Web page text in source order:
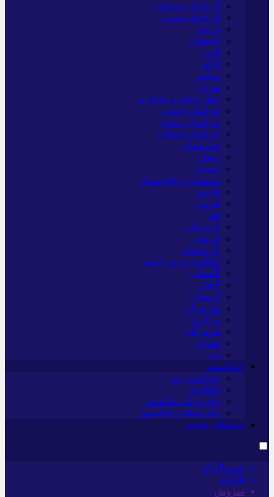
آذربایجان شرقی
آذربایجان غربی
اردبیل
اصفهان
البرز
ایلام
بوشهر
تهران
چهار محال و بختیاری
خراسان جنوبی
خراسان رضوی
خراسان شمالی
خوزستان
زنجان
سمنان
سیستان و بلوچستان
فارس
قزوین
قم
کردستان
کرمان
کرمانشاه
کهگلویه و بویر احمد
گلستان
گیلان
لرستان
مازندران
مرکزی
هرمزگان
همدان
یزد
*ماناسپهر
یادداشت روز
اطلاعیه
پیام تبریک ماناسپهر
پیام تسلیت ماناسپهر
پیوندهای سایت
اینستاگرام
تلگرام
سروش